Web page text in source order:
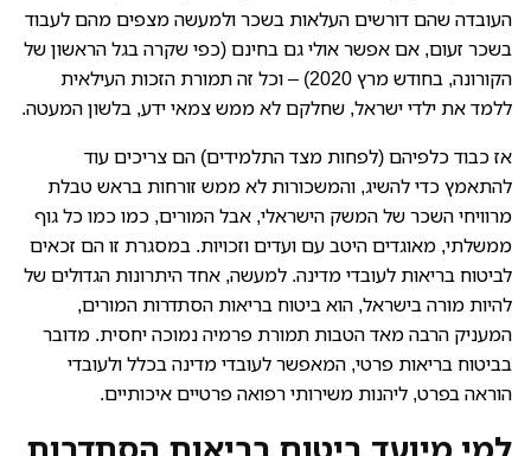
העובדה שהם דורשים העלאות בשכר ולמעשה מצפים מהם לעבוד
בשכר זעום, אם אפשר אולי גם בחינם (כפי שקרה בגל הראשון של
הקורונה, בחודש מרץ 2020) – וכל זה תמורת הזכות העילאית
ללמד את ילדי ישראל, שחלקם לא ממש צמאי ידע, בלשון המעטה.
אז כבוד כלפיהם (לפחות מצד התלמידים) הם צריכים עוד
להתאמץ כדי להשיג, והמשכורות לא ממש זורחות בראש טבלת
מרוויחי השכר של המשק הישראלי, אבל המורים, כמו כמו כל גוף
ממשלתי, מאוגדים היטב עם ועדים וזכויות. במסגרת זו הם זכאים
לביטוח בריאות לעובדי מדינה. למעשה, אחד היתרונות הגדולים של
להיות מורה בישראל, הוא ביטוח בריאות הסתדרות המורים,
המעניק הרבה מאד הטבות תמורת פרמיה נמוכה יחסית. מדובר
בביטוח בריאות פרטי, המאפשר לעובדי מדינה בכלל ולעובדי
הוראה בפרט, ליהנות משירותי רפואה פרטיים איכותיים.